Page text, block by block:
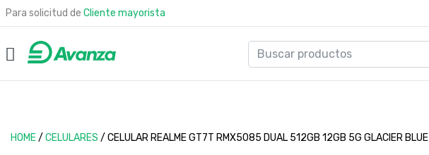
Para solicitud de Cliente mayorista
HOME/ CELULARES / CELULAR REALME GT7T RMX5085 DUAL 512GB 12GB 5G GLACIER BLUE